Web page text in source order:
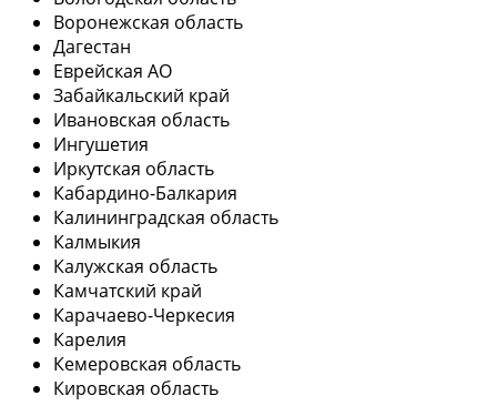
Воронежская область
Дагестан
Еврейская АО
Забайкальский край
Ивановская область
Ингушетия
Иркутская область
Кабардино-Балкария
Калининградская область
Калмыкия
Калужская область
Камчатский край
Карачаево-Черкесия
Карелия
Кемеровская область
Кировская область